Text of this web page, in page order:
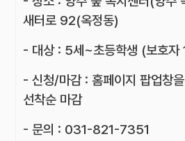
새터로 92(옥정동)
- 대상 : 5세~초등학생 (보호자
- 신청/마감 : 홈페이지 팝업창
선착순 마감
- 문의 : 031-821-7351